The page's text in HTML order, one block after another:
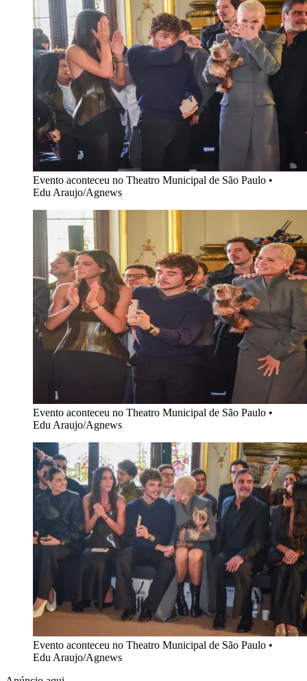
Evento aconteceu no Theatro Municipal de São Paulo •
Edu Araujo/Agnews
Evento aconteceu no Theatro Municipal de São Paulo •
Edu Araujo/Agnews
Evento aconteceu no Theatro Municipal de São Paulo •
Edu Araujo/Agnews